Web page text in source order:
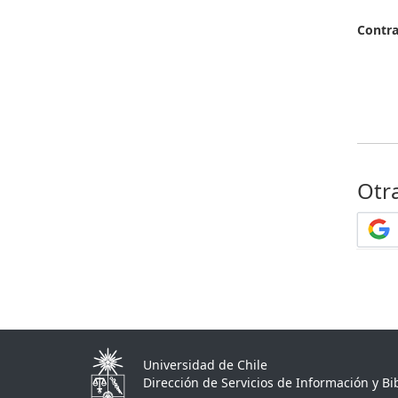
Universidad de Chile
Dirección de Servicios de Información y